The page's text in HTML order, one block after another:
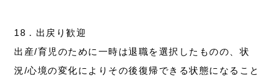
18．出戻り歓迎
出産/育児のために一時は退職を選択したものの、状
況/心境の変化によりその後復帰できる状態になること